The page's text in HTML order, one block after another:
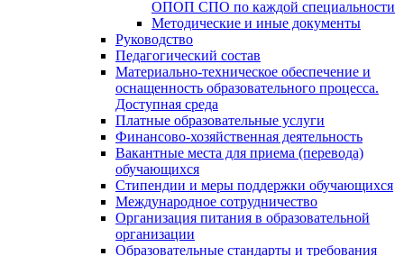
ОПОП СПО по каждой специальности
Методические и иные документы
Руководство
Педагогический состав
Материально-техническое обеспечение и
оснащенность образовательного процесса.
Доступная среда
Платные образовательные услуги
Финансово-хозяйственная деятельность
Вакантные места для приема (перевода)
обучающихся
Стипендии и меры поддержки обучающихся
Международное сотрудничество
Организация питания в образовательной
организации
Образовательные стандарты и требования